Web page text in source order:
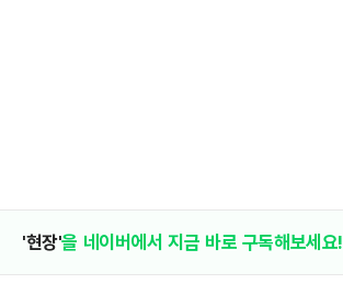
'현장'을 네이버에서 지금 바로 구독해보세요!